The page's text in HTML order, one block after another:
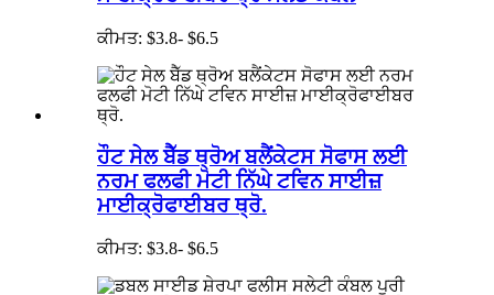
ਕੀਮਤ: $3.8- $6.5
ਹੌਟ ਸੇਲ ਬੈੱਡ ਥ੍ਰੋਅ ਬਲੈਂਕੇਟਸ ਸੋਫਾਸ ਲਈ
ਨਰਮ ਫਲਫੀ ਮੋਟੀ ਨਿੱਘੇ ਟਵਿਨ ਸਾਈਜ਼
ਮਾਈਕ੍ਰੋਫਾਈਬਰ ਥ੍ਰੋ.
ਕੀਮਤ: $3.8- $6.5